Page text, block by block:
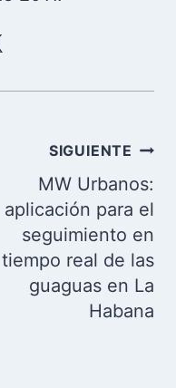
SIGUIENTE
MW Urbanos:
aplicación para el
seguimiento en
tiempo real de las
guaguas en La
Habana